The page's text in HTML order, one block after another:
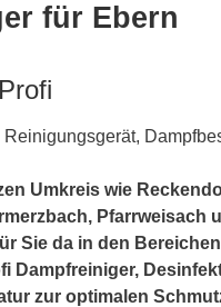
für Ebern
Umkreis wie
Pfarrweisach
Sie da in den
Dampfreiniger,
zur optimalen